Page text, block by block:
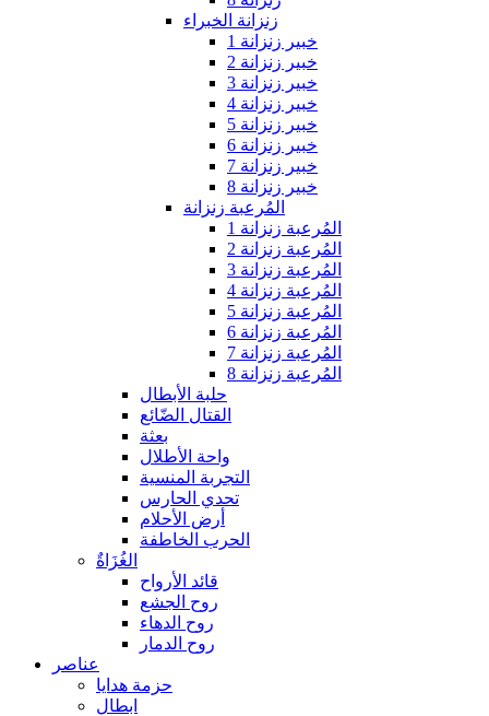
زنزانة الخبراء
خبير زنزانة 1
خبير زنزانة 2
خبير زنزانة 3
خبير زنزانة 4
خبير زنزانة 5
خبير زنزانة 6
خبير زنزانة 7
خبير زنزانة 8
المُرعبة زنزانة
المُرعبة زنزانة 1
المُرعبة زنزانة 2
المُرعبة زنزانة 3
المُرعبة زنزانة 4
المُرعبة زنزانة 5
المُرعبة زنزانة 6
المُرعبة زنزانة 7
المُرعبة زنزانة 8
حلبة الأبطال
القتال الضّائع
بعثة
واحة الأطلال
التجربة المنسية
تحدي الحارس
أرض الأحلام
الحرب الخاطفة
الغُزَاةٌ
قائد الأرواح
روح الجشع
روح الدهاء
روح الدمار
عناصر
حزمة هدايا
ابطال